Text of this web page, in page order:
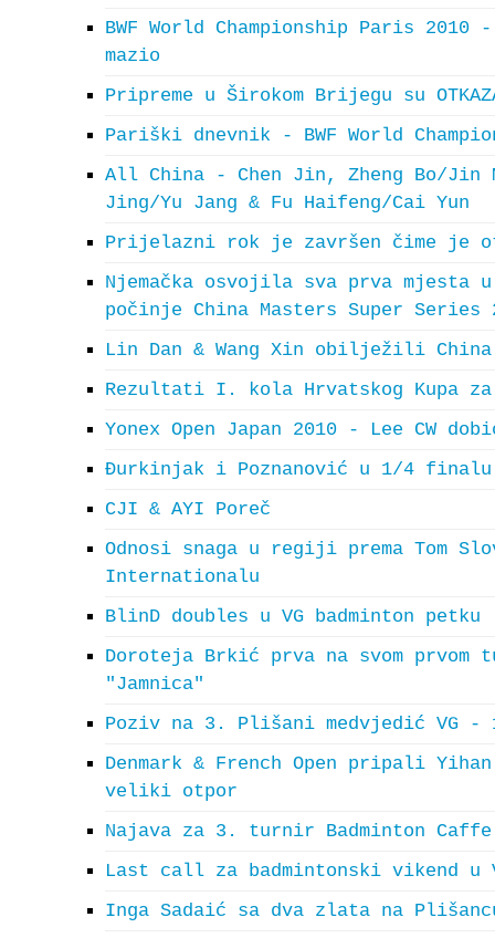
BWF World Championship Paris
mazio
Pripreme u Širokom Brijegu su
Pariški dnevnik - BWF World
All China - Chen Jin, Zheng Bo/Jin
Jing/Yu Jang & Fu Haifeng/Cai Yun
Prijelazni rok je završen čime je
Njemačka osvojila sva prva
počinje China Masters Super Series
Lin Dan & Wang Xin obilježili China
Rezultati I. kola Hrvatskog Kupa
Yonex Open Japan 2010 - Lee CW
Đurkinjak i Poznanović u 1/4 finalu
CJI & AYI Poreč
Odnosi snaga u regiji prema Tom
Internationalu
BlinD doubles u VG badminton petku
Doroteja Brkić prva na svom prvom
"Jamnica"
Poziv na 3. Plišani medvjedić VG
Denmark & French Open pripali
veliki otpor
Najava za 3. turnir Badminton
Last call za badmintonski vikend
Inga Sadaić sa dva zlata na